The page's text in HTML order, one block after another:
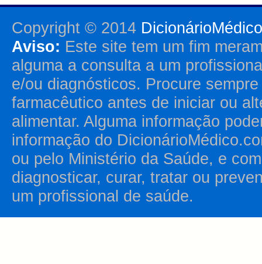
Copyright © 2014
Aviso: Este site tem um fim
alguma a consulta a um
e/ou diagnósticos. Procure
farmacêutico antes de iniciar ou
alimentar. Alguma informação
informação do
ou pelo Ministério da Saúde, e
diagnosticar, curar, tratar ou
um profissional de saúde.